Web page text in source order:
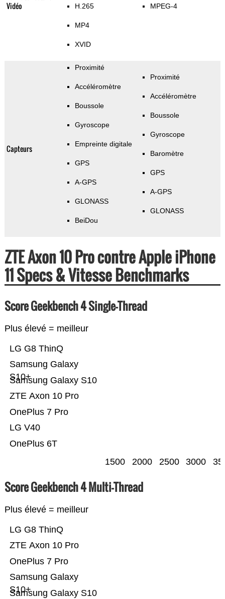
Vidéo
H.265
MP4
XVID
MPEG-4
Capteurs
Proximité
Accéléromètre
Boussole
Gyroscope
Empreinte digitale
GPS
A-GPS
GLONASS
BeiDou
Proximité
Accéléromètre
Boussole
Gyroscope
Baromètre
GPS
A-GPS
GLONASS
ZTE Axon 10 Pro contre Apple iPhone
11 Specs & Vitesse Benchmarks
Score Geekbench 4 Single-Thread
Plus élevé = meilleur
OnePlus 6T
LG V40
OnePlus 7 Pro
ZTE Axon 10 Pro
Samsung Galaxy S10
Samsung Galaxy
S10+
LG G8 ThinQ
1500 2000 2500 3000
Score Geekbench 4 Multi-Thread
Plus élevé = meilleur
Samsung Galaxy S10
Samsung Galaxy
S10+
OnePlus 7 Pro
ZTE Axon 10 Pro
LG G8 ThinQ